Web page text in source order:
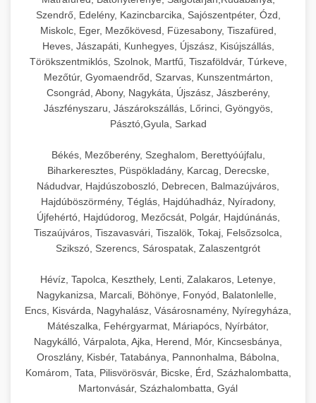
Szendrő, Edelény, Kazincbarcika, Sajószentpéter, Ózd,
Miskolc, Eger, Mezőkövesd, Füzesabony, Tiszafüred,
Heves, Jászapáti, Kunhegyes, Újszász, Kisújszállás,
Törökszentmiklós, Szolnok, Martfű, Tiszaföldvár, Túrkeve,
Mezőtúr, Gyomaendrőd, Szarvas, Kunszentmárton,
Csongrád, Abony, Nagykáta, Újszász, Jászberény,
Jászfényszaru, Jászárokszállás, Lőrinci, Gyöngyös,
Pásztó,Gyula, Sarkad
Békés, Mezőberény, Szeghalom, Berettyóújfalu,
Biharkeresztes, Püspökladány, Karcag, Derecske,
Nádudvar, Hajdúszoboszló, Debrecen, Balmazújváros,
Hajdúböszörmény, Téglás, Hajdúhadház, Nyíradony,
Újfehértó, Hajdúdorog, Mezőcsát, Polgár, Hajdúnánás,
Tiszaújváros, Tiszavasvári, Tiszalök, Tokaj, Felsőzsolca,
Szikszó, Szerencs, Sárospatak, Zalaszentgrót
Hévíz, Tapolca, Keszthely, Lenti, Zalakaros, Letenye,
Nagykanizsa, Marcali, Böhönye, Fonyód, Balatonlelle,
Encs, Kisvárda, Nagyhalász, Vásárosnamény, Nyíregyháza,
Mátészalka, Fehérgyarmat, Máriapócs, Nyírbátor,
Nagykálló, Várpalota, Ajka, Herend, Mór, Kincsesbánya,
Oroszlány, Kisbér, Tatabánya, Pannonhalma, Bábolna,
Komárom, Tata, Pilisvörösvár, Bicske, Érd, Százhalombatta,
Martonvásár, Százhalombatta, Gyál